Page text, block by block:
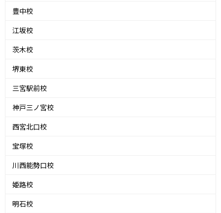
豊中校
江坂校
茨木校
堺東校
三宮駅前校
神戸三ノ宮校
西宮北口校
宝塚校
川西能勢口校
姫路校
明石校